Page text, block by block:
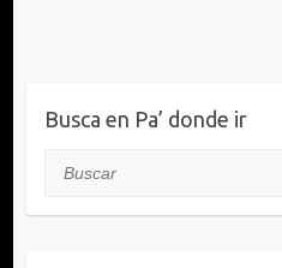
Busca en Pa’ donde ir
Buscar